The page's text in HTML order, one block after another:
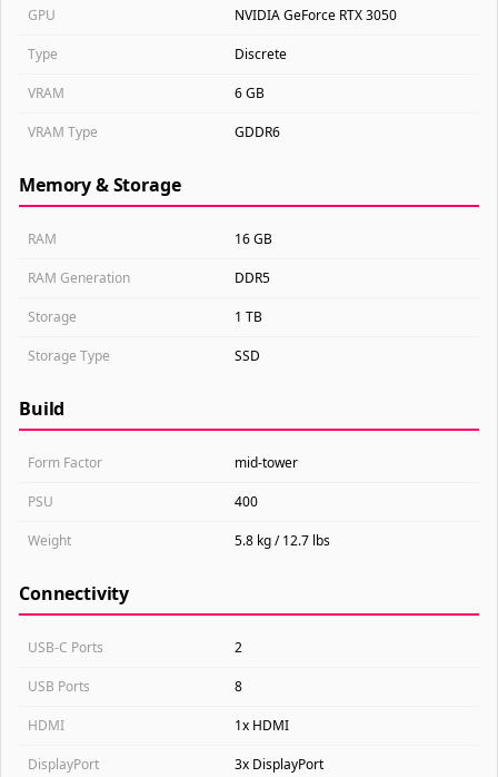
GPU NVIDIA GeForce RTX 3050
Type Discrete
VRAM 6 GB
VRAM Type GDDR6
Memory & Storage
RAM 16 GB
RAM Generation DDR5
Storage 1 TB
Storage Type SSD
Build
Form Factor mid-tower
PSU 400
Weight 5.8 kg / 12.7 lbs
Connectivity
USB-C Ports 2
USB Ports 8
HDMI 1x HDMI
DisplayPort 3x DisplayPort